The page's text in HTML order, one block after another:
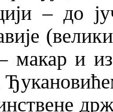
– до
– макар и